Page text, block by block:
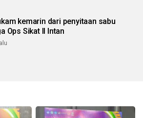
kemarin dari penyitaan sabu
Ops Sikat II Intan